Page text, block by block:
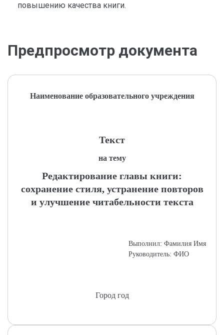
повышению качества книги.
Предпросмотр документа
Наименование образовательного учреждения
Текст
на тему
Редактирование главы книги:
сохранение стиля, устранение повторов
и улучшение читабельности текста
Выполнил: Фамилия Имя
Руководитель: ФИО
Город год